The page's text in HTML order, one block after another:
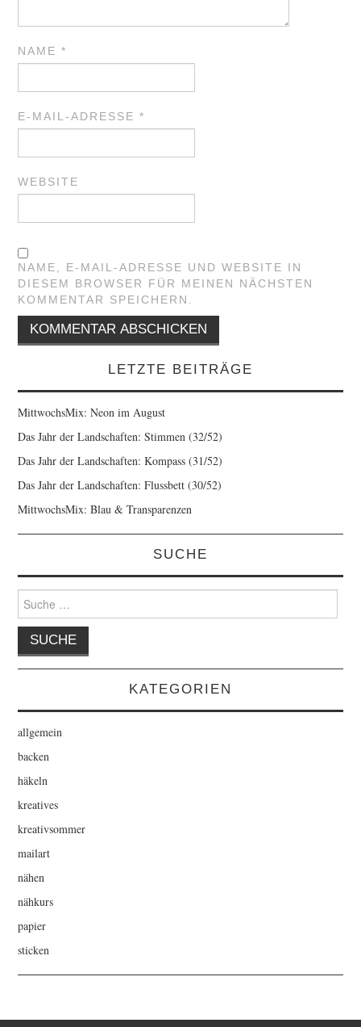
NAME*
E-MAIL-ADRESSE*
WEBSITE
NAME, E-MAIL-ADRESSE UND WEBSITE IN
DIESEM BROWSER FÜR MEINEN NÄCHSTEN
KOMMENTAR SPEICHERN.
LETZTE BEITRÄGE
MittwochsMix: Neon im August
Das Jahr der Landschaften: Stimmen (32/52)
Das Jahr der Landschaften: Kompass (31/52)
Das Jahr der Landschaften: Flussbett (30/52)
MittwochsMix: Blau & Transparenzen
SUCHE
Suche
nach:
KATEGORIEN
allgemein
backen
häkeln
kreatives
kreativsommer
mailart
nähen
nähkurs
papier
sticken